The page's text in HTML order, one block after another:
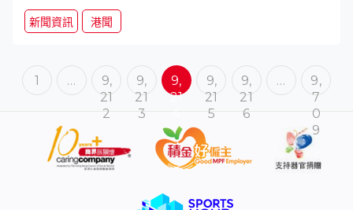
新聞資訊 港聞
1 …
9,
21
2
9,
21
3
9,
21
9,
21
5
9,
21
6
…
9,
7
0
9